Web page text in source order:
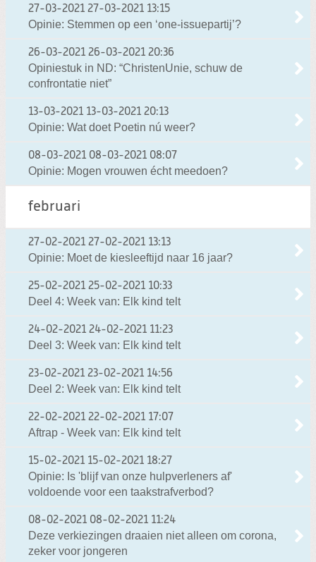
27-03-2021 27-03-2021 13:15
Opinie: Stemmen op een ‘one-issuepartij’?
26-03-2021 26-03-2021 20:36
Opiniestuk in ND: “ChristenUnie, schuw de
confrontatie niet”
13-03-2021 13-03-2021 20:13
Opinie: Wat doet Poetin nú weer?
08-03-2021 08-03-2021 08:07
Opinie: Mogen vrouwen écht meedoen?
februari
27-02-2021 27-02-2021 13:13
Opinie: Moet de kiesleeftijd naar 16 jaar?
25-02-2021 25-02-2021 10:33
Deel 4: Week van: Elk kind telt
24-02-2021 24-02-2021 11:23
Deel 3: Week van: Elk kind telt
23-02-2021 23-02-2021 14:56
Deel 2: Week van: Elk kind telt
22-02-2021 22-02-2021 17:07
Aftrap - Week van: Elk kind telt
15-02-2021 15-02-2021 18:27
Opinie: Is 'blijf van onze hulpverleners af'
voldoende voor een taakstrafverbod?
08-02-2021 08-02-2021 11:24
Deze verkiezingen draaien niet alleen om corona,
zeker voor jongeren